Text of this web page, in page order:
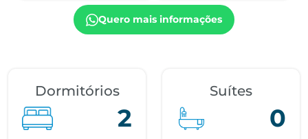
Quero mais informações
Dormitórios
2
Suítes
0